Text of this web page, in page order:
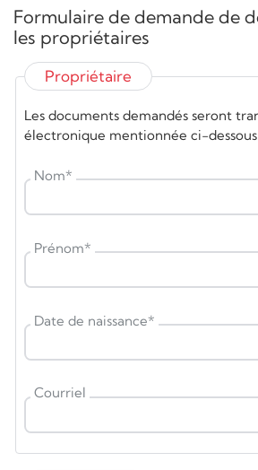
Formulaire de demande de
les propriétaires
Propriétaire
Les documents demandés seront
électronique mentionnée ci-
Nom*
Prénom*
Date de naissance*
Courriel